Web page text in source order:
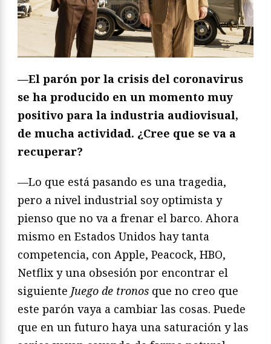
—El parón por la crisis del coronavirus
se ha producido en un momento muy
positivo para la industria audiovisual,
de mucha actividad. ¿Cree que se va a
recuperar?
—Lo que está pasando es una tragedia,
pero a nivel industrial soy optimista y
pienso que no va a frenar el barco. Ahora
mismo en Estados Unidos hay tanta
competencia, con Apple, Peacock, HBO,
Netflix y una obsesión por encontrar el
siguiente Juego de tronos que no creo que
este parón vaya a cambiar las cosas. Puede
que en un futuro haya una saturación y las